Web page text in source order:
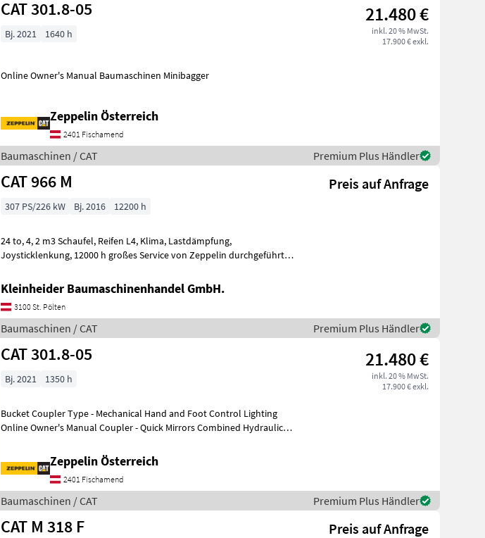
CAT 301.8-05 21.480 €
inkl. 20 % MwSt.
17.900 € exkl.
Bj. 2021 1640 h
Online Owner's Manual Baumaschinen Minibagger
Zeppelin Österreich
2401 Fischamend
Baumaschinen / CAT Premium Plus Händler
CAT 966 M Preis auf Anfrage
307 PS/226 kW Bj. 2016 12200 h
24 to, 4, 2 m3 Schaufel, Reifen L4, Klima, Lastdämpfung,
Joysticklenkung, 12000 h großes Service von Zeppelin durchgeführt,
Kleinheider Baumaschinenhandel GmbH.
3100 St. Pölten
Baumaschinen / CAT Premium Plus Händler
CAT 301.8-05 21.480 €
inkl. 20 % MwSt.
17.900 € exkl.
Bj. 2021 1350 h
Bucket Coupler Type - Mechanical Hand and Foot Control Lighting
Online Owner's Manual Coupler - Quick Mirrors Combined Hydraulics -
Zeppelin Österreich
2401 Fischamend
Baumaschinen / CAT Premium Plus Händler
CAT M 318 F Preis auf Anfrage